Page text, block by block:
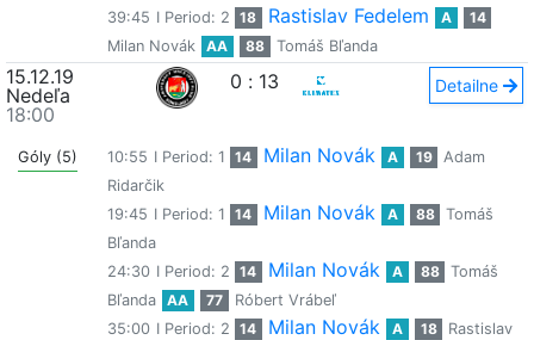
39:45 I Period: 2 18 Rastislav Fedelem A
14
Milan Novák
AA 88 Tomáš Bľanda
15.12.19
Nedeľa
18:00
0 : 13 Detailne
Góly (5) 10:55 I Period: 1 14 Milan Novák A 19
Adam
Ridarčik
19:45 I Period: 1 14 Milan Novák A 88
Tomáš
Bľanda
24:30 I Period: 2 14 Milan Novák A 88
Tomáš
Bľanda
AA 77
Róbert Vrábeľ
35:00 I Period: 2 14 Milan Novák A 18
Rastislav